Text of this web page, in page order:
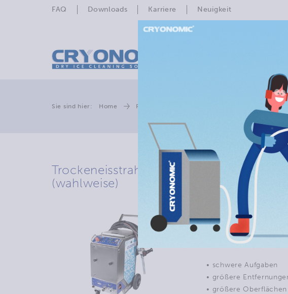
FAQ Downloads Karriere Neuigkeit
Sie sind hier: Home Produkte Tro­cken­eis­strahl­ma­schi­nen
Trockeneisstrahlgerät COMBI72: mit
(wahlweise)
Strapazierfähige
DieCOMBI72ist eine
entwickelt wurde für:
• schwere Aufgaben
• größere
• größere Oberflächen